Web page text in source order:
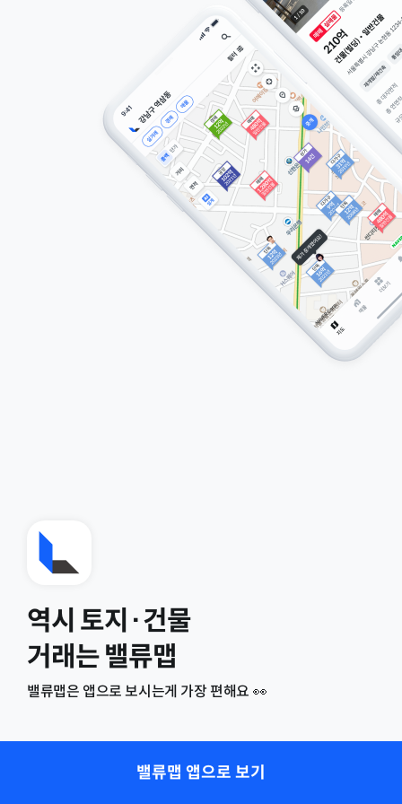
역시 토지·건물
거래는 밸류맵
밸류맵은 앱으로 보시는게 가장 편해요 👀
밸류맵 앱으로 보기